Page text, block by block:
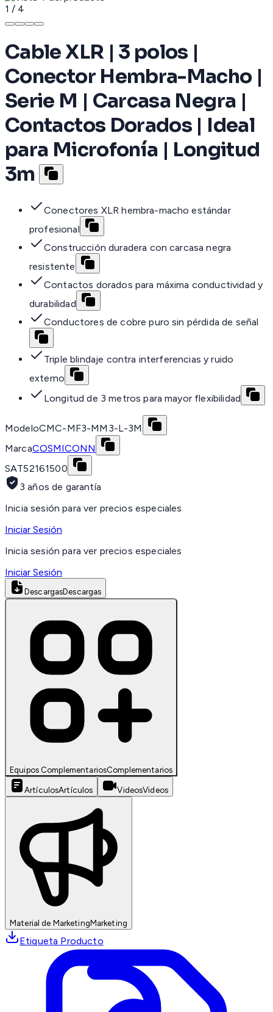
1 / 4
Cable XLR | 3 polos |
Conector Hembra-Macho |
Serie M | Carcasa Negra |
Contactos Dorados | Ideal
para Microfonía | Longitud
3m
Conectores XLR hembra-macho estándar
profesional
Construcción duradera con carcasa negra
resistente
Contactos dorados para máxima conductividad y
durabilidad
Conductores de cobre puro sin pérdida de señal
Triple blindaje contra interferencias y ruido
externo
Longitud de 3 metros para mayor flexibilidad
ModeloCMC-MF3-MM3-L-3M
MarcaCOSMICONN
SAT52161500
3 años de garantía
Inicia sesión para ver precios especiales
Iniciar Sesión
Inicia sesión para ver precios especiales
Iniciar Sesión
DescargasDescargas
Equipos ComplementariosComplementarios
ArtículosArtículos VideosVideos
Material de MarketingMarketing
Etiqueta Producto